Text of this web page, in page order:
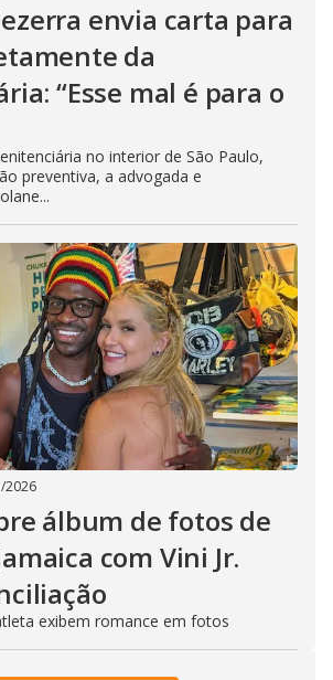
envia carta para
da
“Esse mal é para o
no interior de São Paulo,
preventiva, a advogada e
2026
álbum de fotos de
com Vini Jr.
exibem romance em fotos